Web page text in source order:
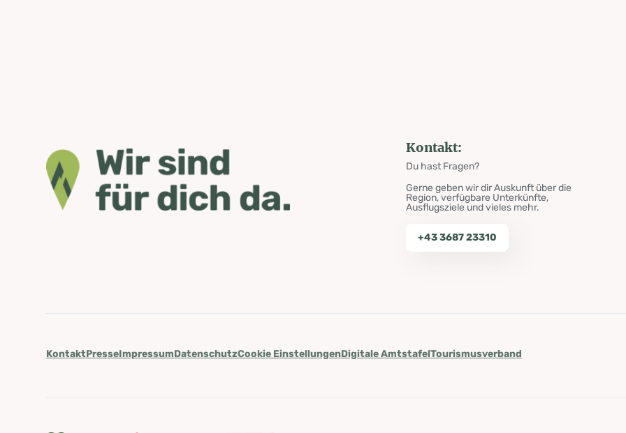
Kontakt:
Du hast Fragen?
Gerne geben wir dir Auskunft über die
Region, verfügbare Unterkünfte,
Ausflugsziele und vieles mehr.
+43 3687 23310
KontaktPresseImpressumDatenschutzCookie EinstellungenDigitale AmtstafelTourismusverband